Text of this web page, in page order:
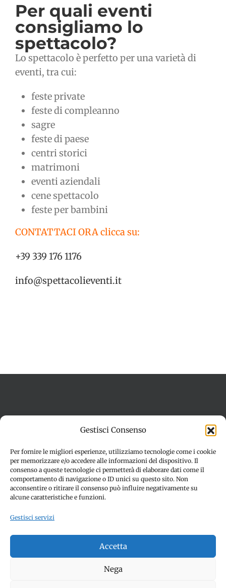
Gestisci Consenso
Per fornire le migliori esperienze, utilizziamo tecnologie come i cookie
per memorizzare e/o accedere alle informazioni del dispositivo. Il
consenso a queste tecnologie ci permetterà di elaborare dati come il
comportamento di navigazione o ID unici su questo sito. Non
acconsentire o ritirare il consenso può influire negativamente su
alcune caratteristiche e funzioni.
Gestisci servizi
Accetta
Nega
Per quali eventi
consigliamo lo
spettacolo?
Lo spettacolo è perfetto per una varietà di
eventi, tra cui:
feste private
feste di compleanno
sagre
feste di paese
centri storici
matrimoni
eventi aziendali
cene spettacolo
feste per bambini
CONTATTACI ORA clicca su:
+39 339 176 1176
info@spettacolieventi.it
Disconoscimento
© Copyright 2012 -2026 | SPETTACOLI EVENTI - CIVITANOVA
MARCHE (MC) - Partita iva: 01907890436 | ALL RIGHTS
RESERVED | Made with ❤️ by